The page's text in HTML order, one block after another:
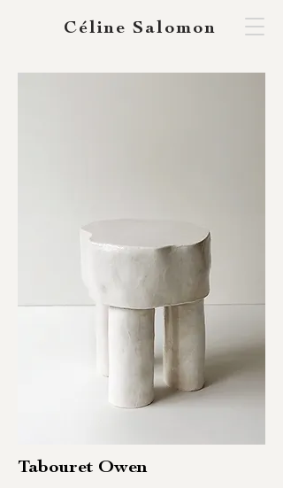
Céline Salomon
Tabouret Owen